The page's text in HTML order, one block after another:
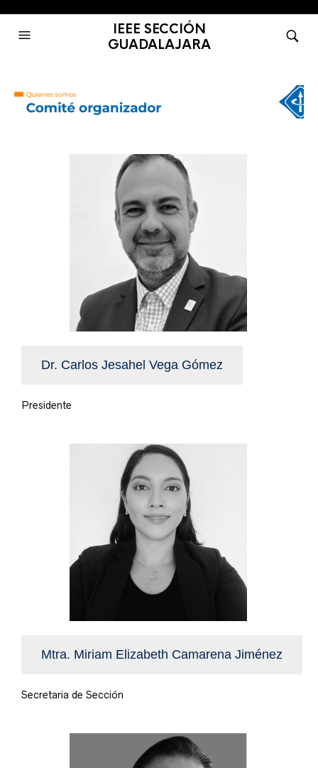
IEEE SECCIÓN
GUADALAJARA
Dr. Carlos Jesahel Vega Gómez
Presidente
Mtra. Miriam Elizabeth Camarena Jiménez
Secretaria de Sección